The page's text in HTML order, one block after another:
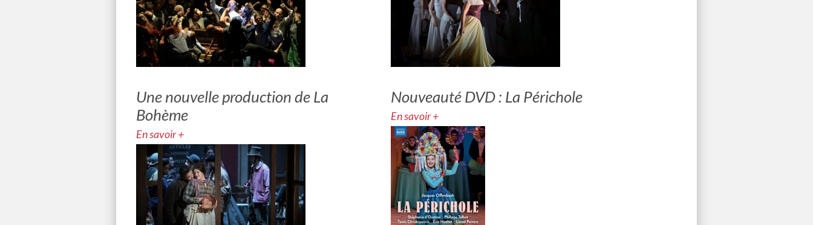
Une nouvelle production de La
Bohème
En savoir +
Nouveauté DVD : La Périchole
En savoir +